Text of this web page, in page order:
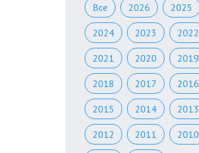
Все 2026 2025
2024 2023 2022
2021 2020 2019
2018 2017 2016
2015 2014 2013
2012 2011 2010